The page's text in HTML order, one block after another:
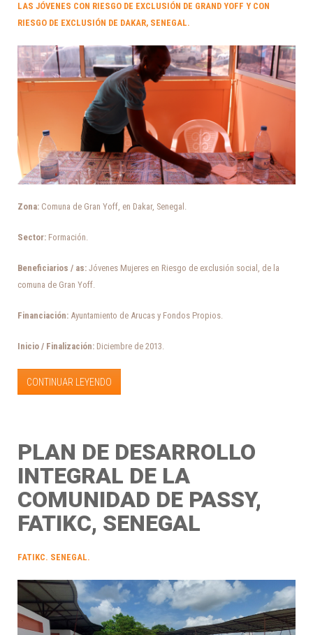
LAS JÓVENES CON RIESGO DE EXCLUSIÓN DE GRAND YOFF Y CON
RIESGO DE EXCLUSIÓN DE DAKAR, SENEGAL.
Zona: Comuna de Gran Yoff, en Dakar, Senegal.
Sector: Formación.
Beneficiarios / as: Jóvenes Mujeres en Riesgo de exclusión social, de la
comuna de Gran Yoff.
Financiación: Ayuntamiento de Arucas y Fondos Propios.
Inicio / Finalización: Diciembre de 2013.
CONTINUAR LEYENDO
PLAN DE DESARROLLO
INTEGRAL DE LA
COMUNIDAD DE PASSY,
FATIKC, SENEGAL
FATIKC. SENEGAL.